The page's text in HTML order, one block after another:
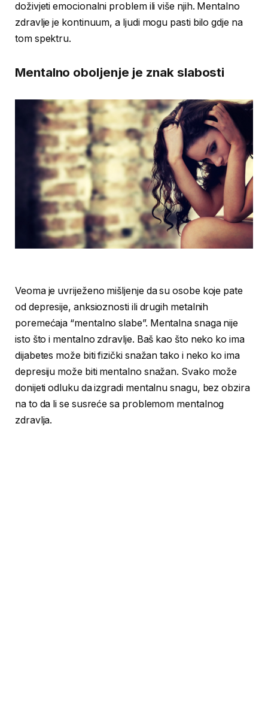
doživjeti emocionalni problem ili više njih. Mentalno
zdravlje je kontinuum, a ljudi mogu pasti bilo gdje na
tom spektru.
Mentalno oboljenje je znak slabosti
Veoma je uvriježeno mišljenje da su osobe koje pate
od depresije, anksioznosti ili drugih metalnih
poremećaja “mentalno slabe”. Mentalna snaga nije
isto što i mentalno zdravlje. Baš kao što neko ko ima
dijabetes može biti fizički snažan tako i neko ko ima
depresiju može biti mentalno snažan. Svako može
donijeti odluku da izgradi mentalnu snagu, bez obzira
na to da li se susreće sa problemom mentalnog
zdravlja.